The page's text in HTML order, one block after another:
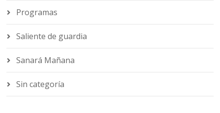
Programas
Saliente de guardia
Sanará Mañana
Sin categoría